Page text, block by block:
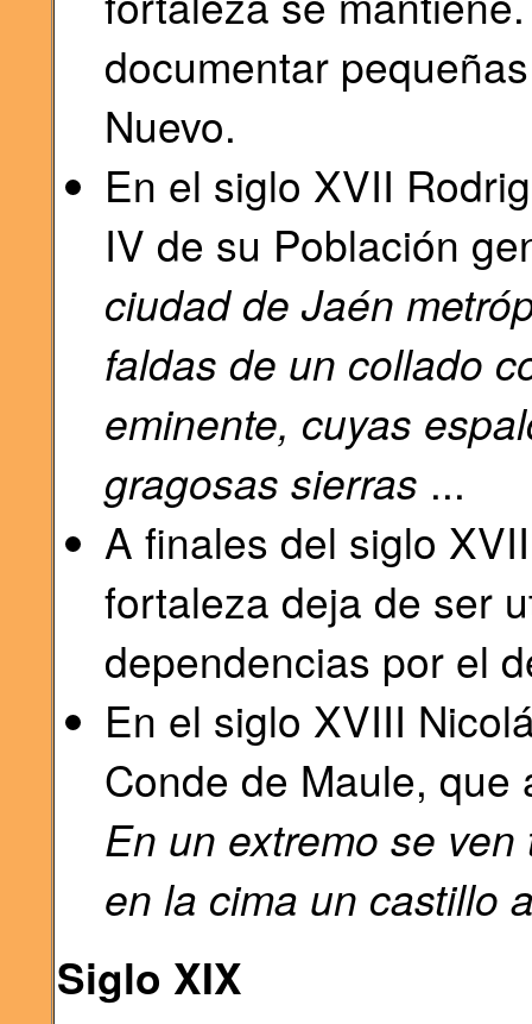
documentar
Nuevo.
En el siglo XVII
IV de su Población
ciudad de Jaén
faldas de un collado
eminente, cuyas
gragosas sierras ...
A finales del siglo
fortaleza deja de ser
dependencias por el
En el siglo XVIII
Conde de Maule,
En un extremo se
en la cima un castillo
Siglo XIX